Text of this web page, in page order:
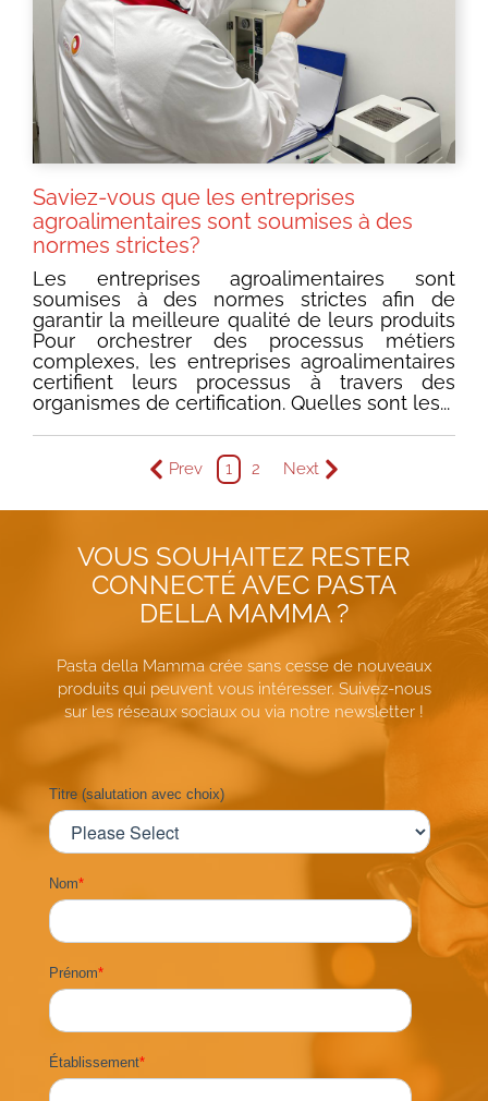
Saviez-vous que les entreprises
agroalimentaires sont soumises à des
normes strictes?
Les entreprises agroalimentaires sont
soumises à des normes strictes afin de
garantir la meilleure qualité de leurs produits
Pour orchestrer des processus métiers
complexes, les entreprises agroalimentaires
certifient leurs processus à travers des
organismes de certification. Quelles sont les...
Prev 1 2 Next
VOUS SOUHAITEZ RESTER
CONNECTÉ AVEC PASTA
DELLA MAMMA ?
Pasta della Mamma crée sans cesse de nouveaux
produits qui peuvent vous intéresser. Suivez-nous
sur les réseaux sociaux ou via notre newsletter !
Titre (salutation avec choix)
Nom*
Prénom*
Établissement*